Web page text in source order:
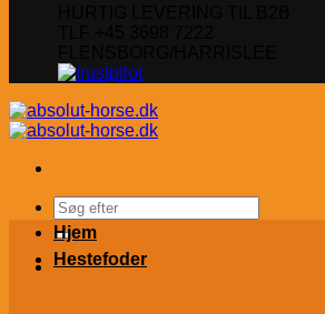
Søg
efter:
Hjem
Hestefoder